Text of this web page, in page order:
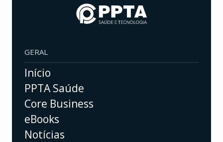
GERAL
Início
PPTA Saúde
Core Business
eBooks
Notícias